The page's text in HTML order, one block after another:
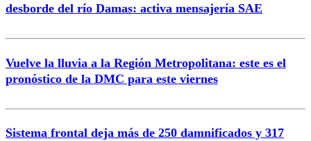
desborde del río Damas: activa mensajería SAE
Vuelve la lluvia a la Región Metropolitana: este es el
pronóstico de la DMC para este viernes
Sistema frontal deja más de 250 damnificados y 317